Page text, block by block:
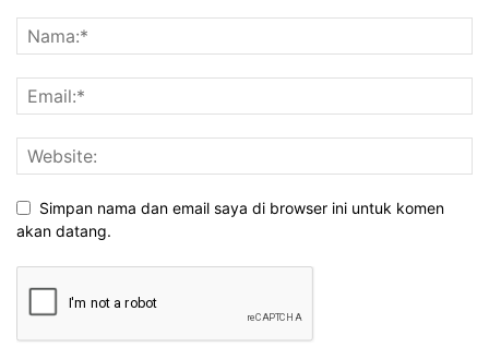
Simpan nama dan email saya di browser ini untuk komen
akan datang.